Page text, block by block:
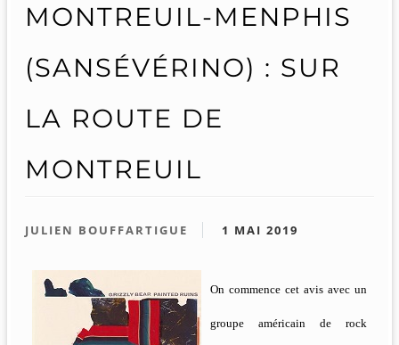
MONTREUIL-MENPHIS
(SANSÉVÉRINO) : SUR
LA ROUTE DE
MONTREUIL
JULIEN BOUFFARTIGUE 1 MAI 2019
On commence cet avis avec un
groupe américain de rock